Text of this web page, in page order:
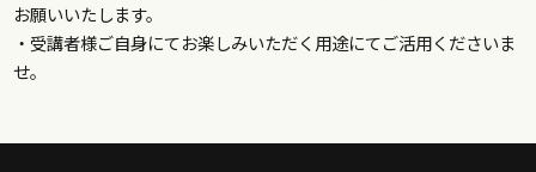
お願いいたします。
・受講者様ご自身にてお楽しみいただく用途にてご活用くださいま
せ。